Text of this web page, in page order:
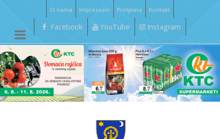
O nama Impressum Pretplata Kontakt
Facebook YouTube Instagram